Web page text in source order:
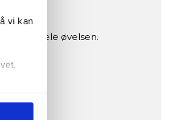
vi kan
hele øvelsen.